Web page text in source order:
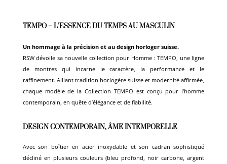
TEMPO – L’ESSENCE DU TEMPS AU MASCULIN
Un hommage à la précision et au design horloger suisse.
RSW dévoile sa nouvelle collection pour Homme : TEMPO, une ligne
de montres qui incarne le caractère, la performance et le
raffinement. Alliant tradition horlogère suisse et modernité affirmée,
chaque modèle de la Collection TEMPO est conçu pour l’homme
contemporain, en quête d’élégance et de fiabilité.
DESIGN CONTEMPORAIN, ÂME INTEMPORELLE
Avec son boîtier en acier inoxydable et son cadran sophistiqué
décliné en plusieurs couleurs (bleu profond, noir carbone, argent